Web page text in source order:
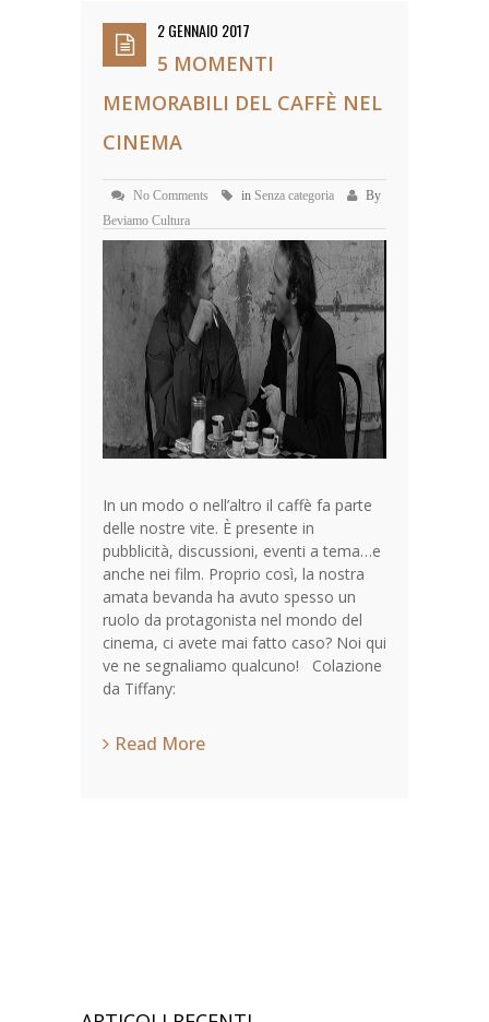
2 GENNAIO 2017
5 MOMENTI
MEMORABILI DEL CAFFÈ NEL
CINEMA
No Comments in Senza categoria
By
Beviamo Cultura
In un modo o nell’altro il caffè fa parte
delle nostre vite. È presente in
pubblicità, discussioni, eventi a tema…e
anche nei film. Proprio così, la nostra
amata bevanda ha avuto spesso un
ruolo da protagonista nel mondo del
cinema, ci avete mai fatto caso? Noi qui
ve ne segnaliamo qualcuno! Colazione
da Tiffany:
Read More